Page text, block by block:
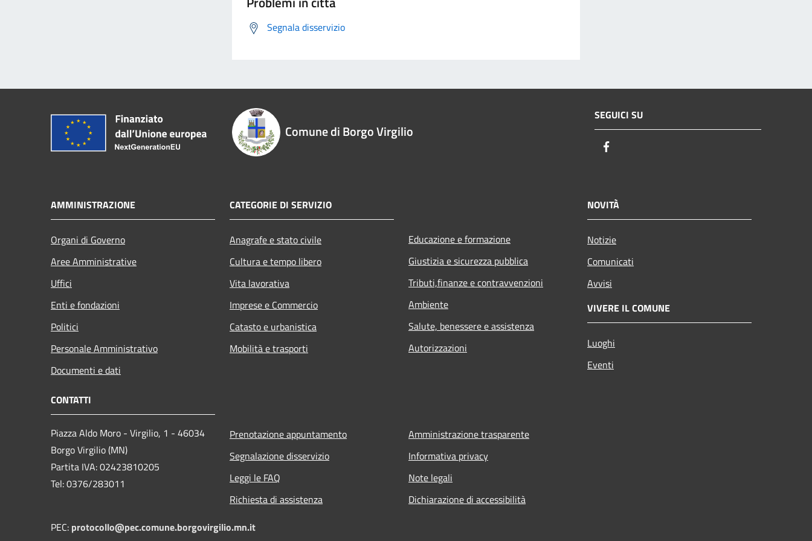
Segnala disservizio
Comune di Borgo Virgilio
SEGUICI SU
AMMINISTRAZIONE
Organi di Governo
Aree Amministrative
Uffici
Enti e fondazioni
Politici
Personale Amministrativo
Documenti e dati
CATEGORIE DI SERVIZIO
Anagrafe e stato civile
Cultura e tempo libero
Vita lavorativa
Imprese e Commercio
Catasto e urbanistica
Mobilità e trasporti
Educazione e formazione
Giustizia e sicurezza pubblica
Tributi,finanze e contravvenzioni
Ambiente
Salute, benessere e assistenza
Autorizzazioni
NOVITÀ
Notizie
Comunicati
Avvisi
VIVERE IL COMUNE
Luoghi
Eventi
CONTATTI
Piazza Aldo Moro - Virgilio, 1 - 46034
Borgo Virgilio (MN)
Partita IVA: 02423810205
Tel: 0376/283011
PEC: protocollo@pec.comune.borgovirgilio.mn.it
Prenotazione appuntamento
Segnalazione disservizio
Leggi le FAQ
Richiesta di assistenza
Amministrazione trasparente
Informativa privacy
Note legali
Dichiarazione di accessibilità